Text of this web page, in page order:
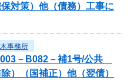
対策）他（債務）工事に
事務所
－B082－補1号/公共
）（国補正）他（翌債）